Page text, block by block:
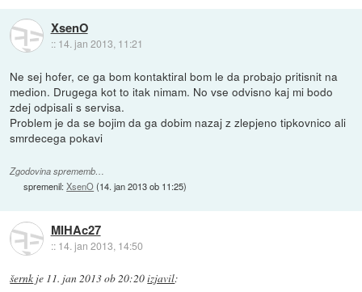
XsenO
:: 14. jan 2013, 11:21
Ne sej hofer, ce ga bom kontaktiral bom le da probajo pritisnit na
medion. Drugega kot to itak nimam. No vse odvisno kaj mi bodo
zdej odpisali s servisa.
Problem je da se bojim da ga dobim nazaj z zlepjeno tipkovnico ali
smrdecega pokavi
Zgodovina sprememb…
spremenil:XsenO(14. jan 2013 ob 11:25)
MIHAc27
:: 14. jan 2013, 14:50
šernk je 11. jan 2013 ob 20:20izjavil: